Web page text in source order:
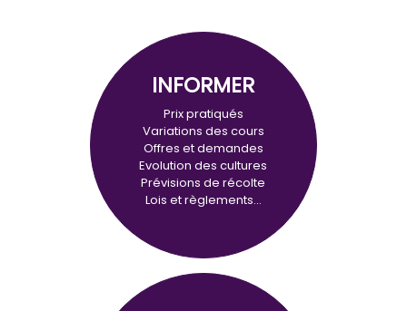
INFORMER
Prix pratiqués
Variations des cours
Offres et demandes
Evolution des cultures
Prévisions de récolte
Lois et règlements…